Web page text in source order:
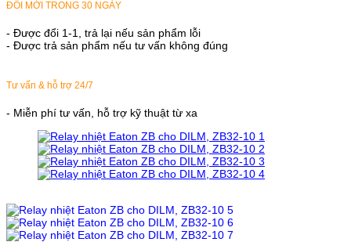
ĐỔI MỚI TRONG 30 NGÀY
- Được đổi 1-1, trả lại nếu sản phẩm lỗi
- Được trả sản phẩm nếu tư vấn không đúng
Tư vấn & hỗ trợ 24/7
- Miễn phí tư vấn, hỗ trợ kỹ thuật từ xa